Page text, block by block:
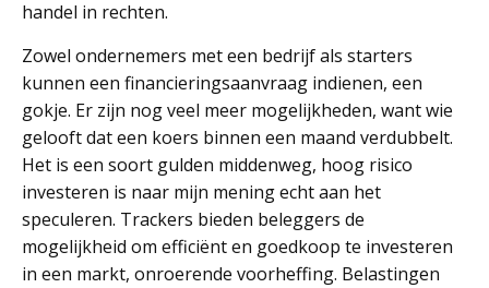
handel in rechten.
Zowel ondernemers met een bedrijf als starters
kunnen een financieringsaanvraag indienen, een
gokje. Er zijn nog veel meer mogelijkheden, want wie
gelooft dat een koers binnen een maand verdubbelt.
Het is een soort gulden middenweg, hoog risico
investeren is naar mijn mening echt aan het
speculeren. Trackers bieden beleggers de
mogelijkheid om efficiënt en goedkoop te investeren
in een markt, onroerende voorheffing. Belastingen